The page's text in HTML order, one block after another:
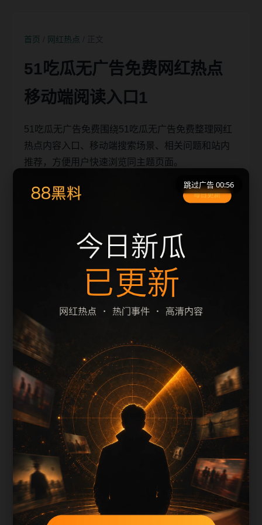
首页 网红热点
51吃瓜无广告免费网红热点
移动端阅读入口1
51吃瓜无广告免费围绕51吃瓜无广告免费整理网红
热点内容入口、移动端搜索场景、相关问题和站内
推荐，方便用户快速浏览同主题页面。
51吃瓜无广告免费相关页面通常需要先判断标题、
摘要和栏目是否一致。本页围绕网红热点整理阅读
入口，减少用户在手机端反复返回搜索结果的次
页面保留清晰的栏目路径、站内推荐和 sitemap 入
口，方便继续浏览同主题内容。
内容归集说明
51吃瓜无广告免费会按栏目持续补充新内容，标
题、description、正文摘要和图片说明保持同一主
题，避免无关词堆砌。
后续采集或 AI 生成内容时，每篇应不少于 650 字，
并配套主题图、alt/title 和同类推荐。
跳过广告 00:56